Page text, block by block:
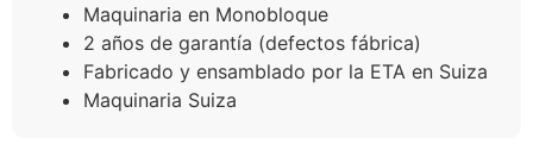
Maquinaria en Monobloque
2 años de garantía (defectos fábrica)
Fabricado y ensamblado por la ETA en Suiza
Maquinaria Suiza